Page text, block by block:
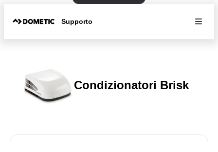
Supporto
Condizionatori Brisk